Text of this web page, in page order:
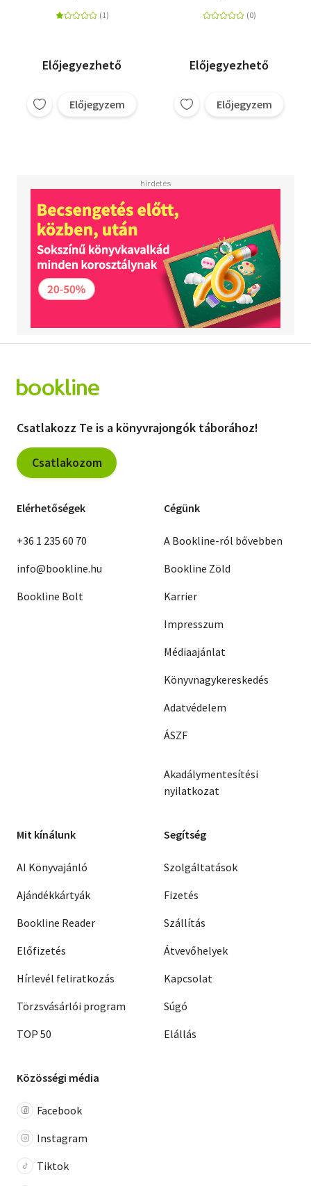
Előjegyezhető
Előjegyzem
Előjegyezhető
Előjegyzem
Csatlakozz Te is a könyvrajongók táborához!
Csatlakozom
Elérhetőségek
+36 1 235 60 70
info@bookline.hu
Bookline Bolt
Cégünk
A Bookline-ról bővebben
Bookline Zöld
Karrier
Impresszum
Médiaajánlat
Könyvnagykereskedés
Adatvédelem
ÁSZF
Akadálymentesítési
nyilatkozat
Mit kínálunk
AI Könyvajánló
Ajándékkártyák
Bookline Reader
Előfizetés
Hírlevél feliratkozás
Törzsvásárlói program
TOP 50
Segítség
Szolgáltatások
Fizetés
Szállítás
Átvevőhelyek
Kapcsolat
Súgó
Elállás
Közösségi média
Facebook
Instagram
Tiktok